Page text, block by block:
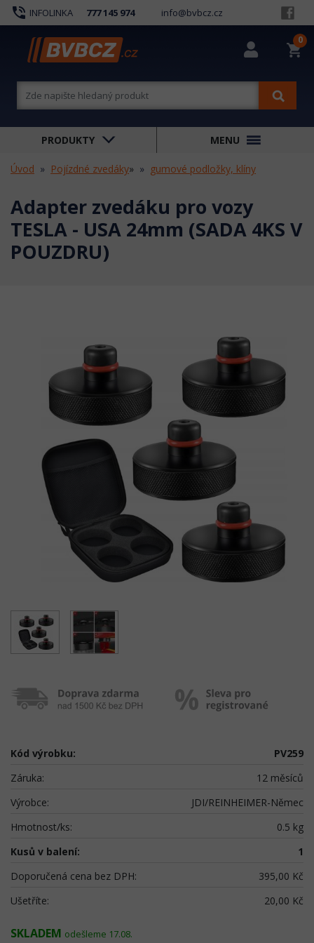
phone_in_talk INFOLINKA 777 145 974 info@bvbcz.cz
shopping_cart
0
PRODUKTY MENU
Úvod Pojízdné zvedáky» gumové podložky, klíny
Adapter zvedáku pro vozy
TESLA - USA 24mm (SADA 4KS V
POUZDRU)
Kód výrobku:
PV259
Záruka:
12 měsíců
Výrobce:
JDI/REINHEIMER-Němec
Hmotnost/ks:
0.5 kg
Kusů v balení:
1
Doporučená cena bez DPH:
395,00 Kč
Ušetříte:
20,00 Kč
SKLADEM odešleme 17.08.